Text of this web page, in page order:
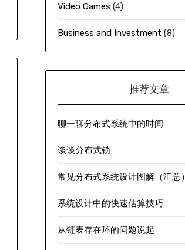
Video Games (4)
Business and Investment (8)
推荐文章
聊一聊分布式系统中的时间
谈谈分布式锁
常见分布式系统设计图解（汇总）
系统设计中的快速估算技巧
从链表存在环的问题说起